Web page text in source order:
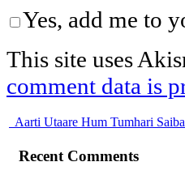
Yes, add me to
This site uses
comment data is
Aarti Utaare Hum Tumhari
Recent Comments